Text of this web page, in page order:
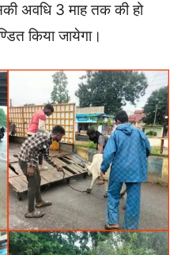
अवधि 3 माह तक की हो
किया जायेगा।